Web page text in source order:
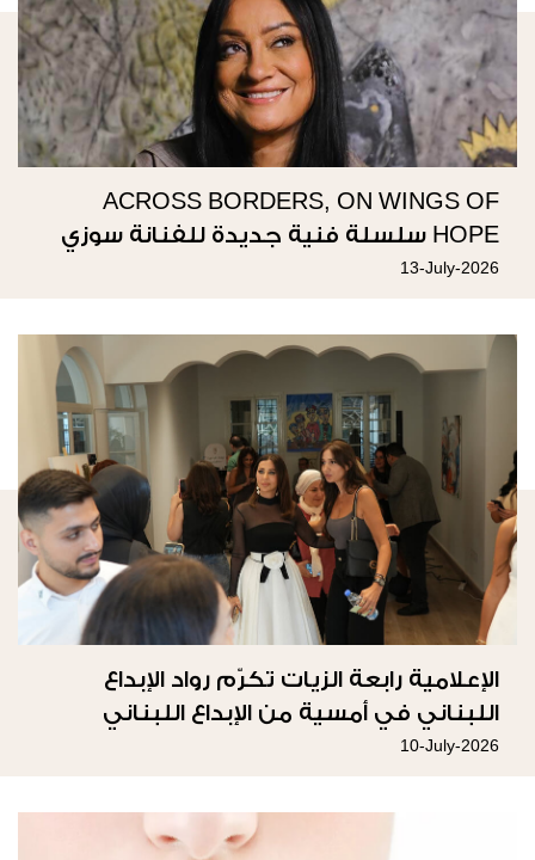
ACROSS BORDERS, ON WINGS OF
HOPE سلسلة فنية جديدة للفنانة سوزي
ناصيف
13-July-2026
الإعلامية رابعة الزيات تكرّم رواد الإبداع
اللبناني في أمسية من الإبداع اللبناني
10-July-2026